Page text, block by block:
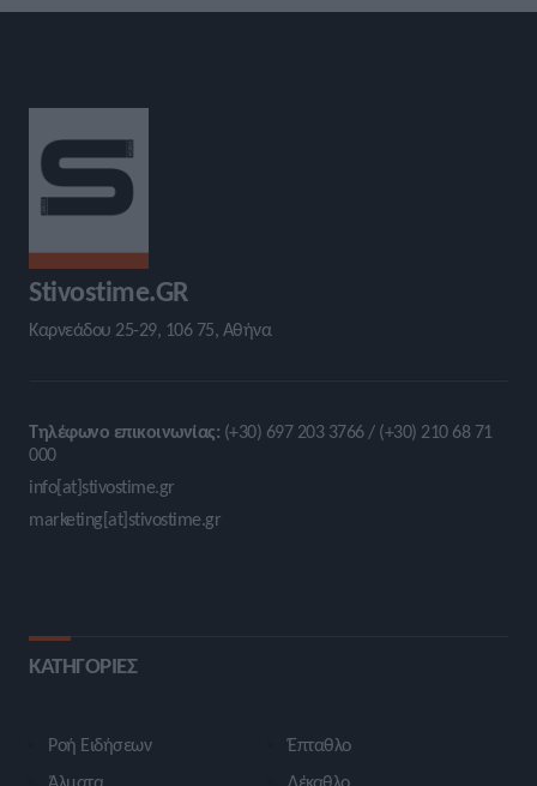
Stivostime.GR
Καρνεάδου 25-29, 106 75, Αθήνα
Τηλέφωνο επικοινωνίας: (+30) 697 203 3766 / (+30) 210 68 71
000
info[at]stivostime.gr
marketing[at]stivostime.gr
ΚΑΤΗΓΟΡΙΕΣ
Ροή Ειδήσεων
Έπταθλο